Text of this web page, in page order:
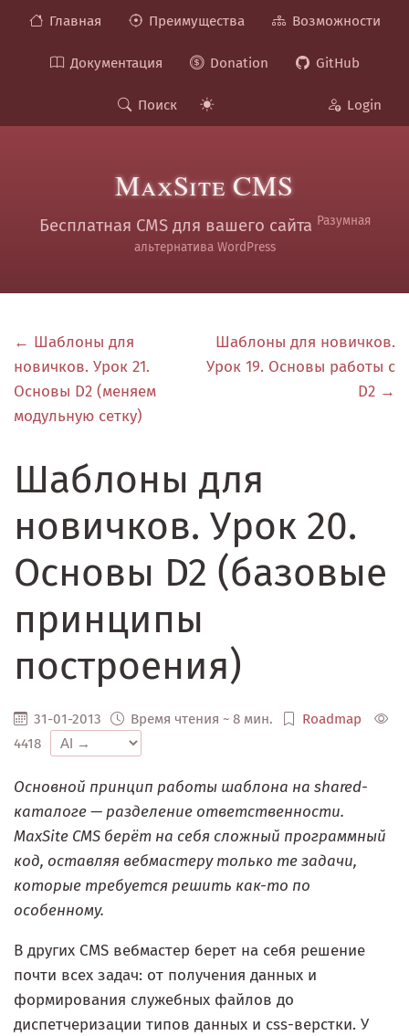
Главная Преимущества Возможности
Документация Donation GitHub
Поиск Login
MaxSite CMS
Бесплатная CMS для вашего сайта Разумная
альтернатива WordPress
← Шаблоны для
новичков. Урок 21.
Основы D2 (меняем
модульную сетку)
Шаблоны для новичков.
Урок 19. Основы работы с
D2 →
Шаблоны для
новичков. Урок 20.
Основы D2 (базовые
принципы
построения)
31-01-2013 Время чтения ~ 8 мин.
Roadmap
4418
Основной принцип работы шаблона на shared-
каталоге — разделение ответственности.
MaxSite CMS берёт на себя сложный программный
код, оставляя вебмастеру только те задачи,
которые требуется решить как-то по
особенному.
В других CMS вебмастер берет на себя решение
почти всех задач: от получения данных и
формирования служебных файлов до
диспетчеризации типов данных и css-верстки. У